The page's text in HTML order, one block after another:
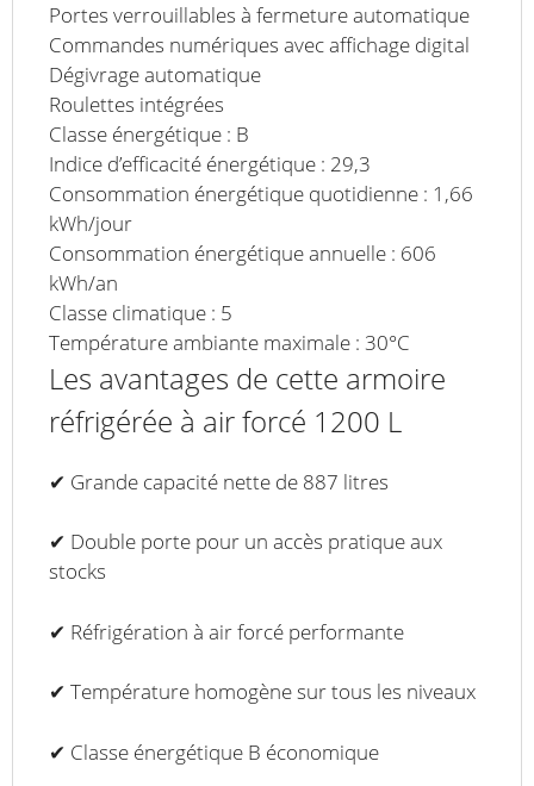
Portes verrouillables à fermeture automatique
Commandes numériques avec affichage digital
Dégivrage automatique
Roulettes intégrées
Classe énergétique : B
Indice d’efficacité énergétique : 29,3
Consommation énergétique quotidienne : 1,66
kWh/jour
Consommation énergétique annuelle : 606
kWh/an
Classe climatique : 5
Température ambiante maximale : 30°C
Les avantages de cette armoire
réfrigérée à air forcé 1200 L
✔ Grande capacité nette de 887 litres
✔ Double porte pour un accès pratique aux
stocks
✔ Réfrigération à air forcé performante
✔ Température homogène sur tous les niveaux
✔ Classe énergétique B économique